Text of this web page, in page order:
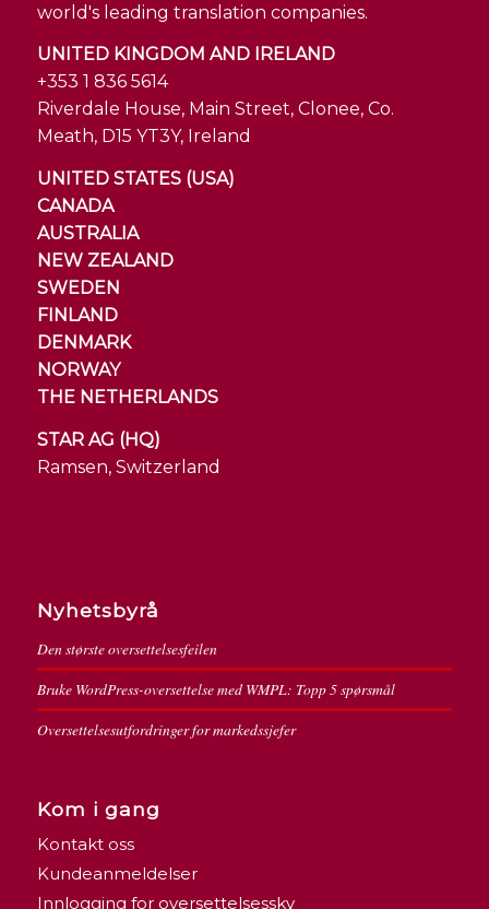
world's leading translation companies.
UNITED KINGDOM AND IRELAND
+353 1 836 5614
Riverdale House, Main Street, Clonee, Co.
Meath, D15 YT3Y, Ireland
UNITED STATES (USA)
CANADA
AUSTRALIA
NEW ZEALAND
SWEDEN
FINLAND
DENMARK
NORWAY
THE NETHERLANDS
STAR AG (HQ)
Ramsen, Switzerland
Nyhetsbyrå
Den største oversettelsesfeilen
Bruke WordPress-oversettelse med WMPL: Topp 5 spørsmål
Oversettelsesutfordringer for markedssjefer
Kom i gang
Kontakt oss
Kundeanmeldelser
Innlogging for oversettelsessky